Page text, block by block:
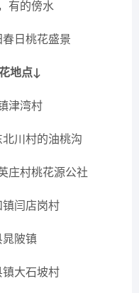
的傍水
日桃花盛景
地点↓
湾村
川村的油桃沟
村桃花源公社
闫店岗村
陂镇
大石坡村